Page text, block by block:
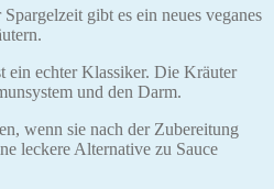
gibt es ein neues veganes
ein echter Klassiker. Die Kräuter
und den Darm.
wenn sie nach der Zubereitung
leckere Alternative zu Sauce